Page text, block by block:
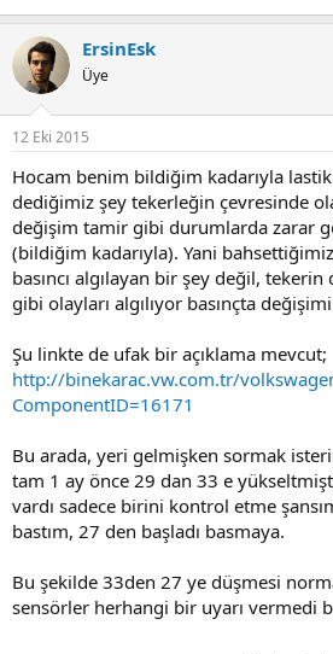
ErsinEsk
Üye
12 Eki 2015
Hocam benim bildiğim kadarıyla lastik
dediğimiz şey tekerleğin çevresinde
değişim tamir gibi durumlarda zarar
(bildiğim kadarıyla). Yani
basıncı algılayan bir şey değil,
gibi olayları algılıyor basınçta
Şu linkte de ufak bir açıklama mevcut;
http://binekarac.vw.com.tr/
ComponentID=16171
Bu arada, yeri gelmişken sormak
tam 1 ay önce 29 dan 33 e
vardı sadece birini kontrol etme
bastım, 27 den başladı basmaya.
Bu şekilde 33den 27 ye düşmesi
sensörler herhangi bir uyarı vermedi